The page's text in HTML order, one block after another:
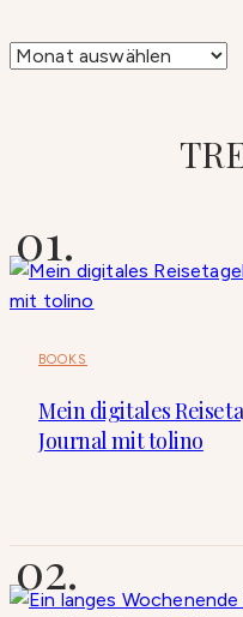
Archiv
BOOKS
Mein digitales
Journal mit tolino